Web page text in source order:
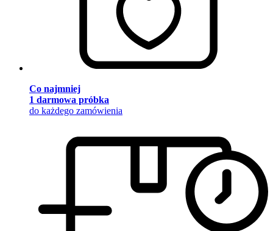
Co najmniej
1 darmowa próbka
do każdego zamówienia